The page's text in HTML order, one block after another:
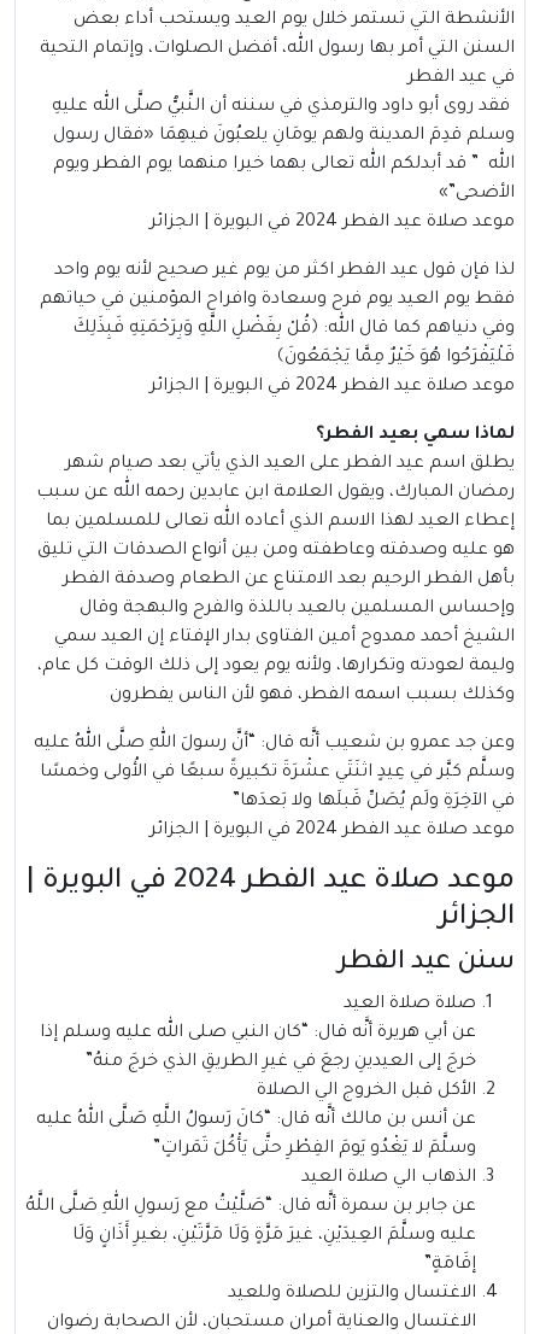
الأنشطة التي تستمر خلال يوم العيد ويستحب أداء بعض
السنن التي أمر بها رسول الله، أفضل الصلوات، وإتمام التحية
في عيد الفطر
فقد روى أبو داود والترمذي في سننه أن النَّبيُّ صلَّى الله عليهِ
وسلم قدِمَ المدينة ولهم يومَانِ يلعبُونَ فيهِمَا «فقال رسول
الله ” قد أبدلكم الله تعالى بهما خيرا منهما يوم الفطر ويوم
الأضحى”»
موعد صلاة عيد الفطر 2024 في البويرة | الجزائر
لذا فإن قول عيد الفطر اكثر من يوم غير صحيح لأنه يوم واحد
فقط يوم العيد يوم فرح وسعادة وافراح المؤمنين في حياتهم
وفي دنياهم كما قال الله: ﴿قُلْ بِفَضْلِ اللَّهِ وَبِرَحْمَتِهِ فَبِذَلِكَ
فَلْيَفْرَحُوا هُوَ خَيْرٌ مِمَّا يَجْمَعُونَ﴾
موعد صلاة عيد الفطر 2024 في البويرة | الجزائر
لماذا سمي بعيد الفطر؟
يطلق اسم عيد الفطر على العيد الذي يأتي بعد صيام شهر
رمضان المبارك، ويقول العلامة ابن عابدين رحمه الله عن سبب
إعطاء العيد لهذا الاسم الذي أعاده الله تعالى للمسلمين بما
هو عليه وصدقته وعاطفته ومن بين أنواع الصدقات التي تليق
بأهل الفطر الرحيم بعد الامتناع عن الطعام وصدقة الفطر
وإحساس المسلمين بالعيد باللذة والفرح والبهجة وقال
الشيخ أحمد ممدوح أمين الفتاوى بدار الإفتاء إن العيد سمي
وليمة لعودته وتكرارها، ولأنه يوم يعود إلى ذلك الوقت كل عام،
وكذلك بسبب اسمه الفطر، فهو لأن الناس يفطرون
وعن جد عمرو بن شعيب أنَّه قال: “أنَّ رسولَ اللهِ صلَّى اللهُ عليه
وسلَّم كبَّر في عِيدٍ اثنَتَي عشْرَةَ تكبيرةً سبعًا في الأُولى وخمسًا
في الآخِرَةِ ولَم يُصَلِّ قَبلَها ولا بَعدَها”
موعد صلاة عيد الفطر 2024 في البويرة | الجزائر
موعد صلاة عيد الفطر 2024 في البويرة |
الجزائر
سنن عيد الفطر
صلاة صلاة العيد
عن أبي هريرة أنَّه قال: “كان النبي صلى الله عليه وسلم إذا
خرجَ إلى العيدينِ رجعَ في غيرِ الطريقِ الذي خرجَ منهُ”
الأكل قبل الخروج الي الصلاة
عن أنس بن مالك أنَّه قال: “كانَ رَسولُ اللَّهِ صَلَّى اللهُ عليه
وسلَّمَ لا يَغْدُو يَومَ الفِطْرِ حتَّى يَأْكُلَ تَمَراتٍ”
الذهاب الي صلاة العيد
عن جابر بن سمرة أنَّه قال: “صَلَّيْتُ مع رَسولِ اللهِ صَلَّى اللَّهُ
عليه وسلَّمَ العِيدَيْنِ، غيرَ مَرَّةٍ وَلَا مَرَّتَيْنِ، بغيرِ أَذَانٍ وَلَا
إقَامَةٍ”
الاغتسال والتزين للصلاة وللعيد
الاغتسال والعناية أمران مستحبان، لأن الصحابة رضوان